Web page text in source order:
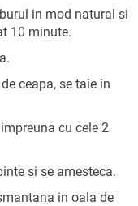
in mod natural si
10 minute.
ceapa, se taie in
cu cele 2
si se amesteca.
in oala de